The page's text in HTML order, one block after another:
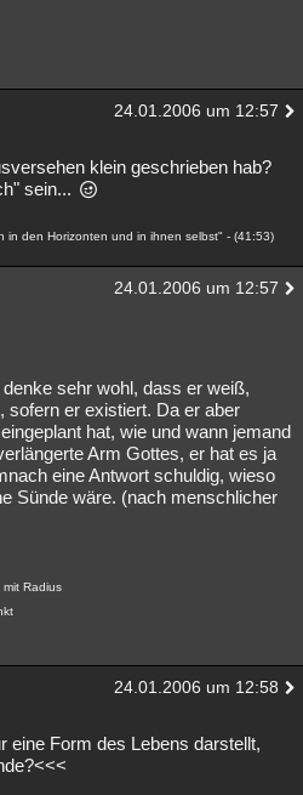
24.01.2006 um 12:57
klein geschrieben hab?
sein...
in den Horizonten und in ihnen selbst" - (41:53)
24.01.2006 um 12:57
sehr wohl, dass er weiß,
sofern er existiert. Da er aber
hat, wie und wann jemand
Arm Gottes, er hat es ja
eine Antwort schuldig, wieso
Sünde wäre. (nach menschlicher
mit Radius
24.01.2006 um 12:58
eine Form des Lebens darstellt,